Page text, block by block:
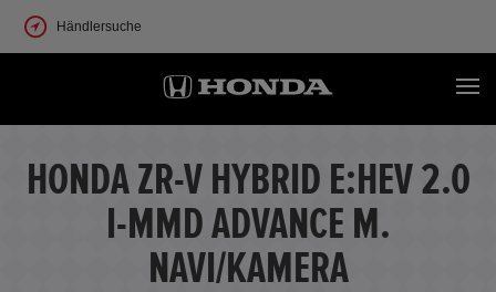
Händlersuche
HONDA ZR-V HYBRID E:HEV 2.0
I-MMD ADVANCE M.
NAVI/KAMERA